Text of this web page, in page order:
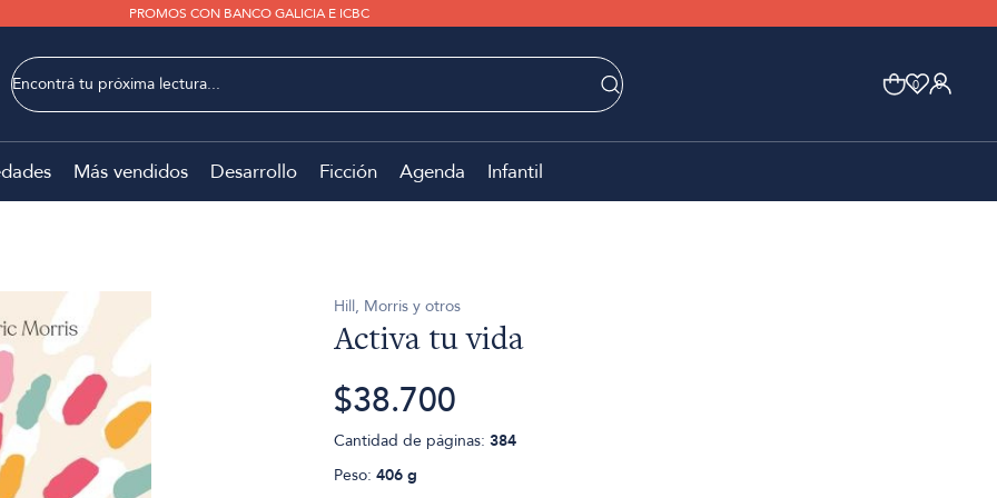
PROMOS CON BANCO GALICIA E ICBC
0 0
Más vendidos Desarrollo Ficción Agenda Infantil
Hill, Morris y otros
Activa tu vida
$38.700
Cantidad de páginas: 384
Peso: 406 g